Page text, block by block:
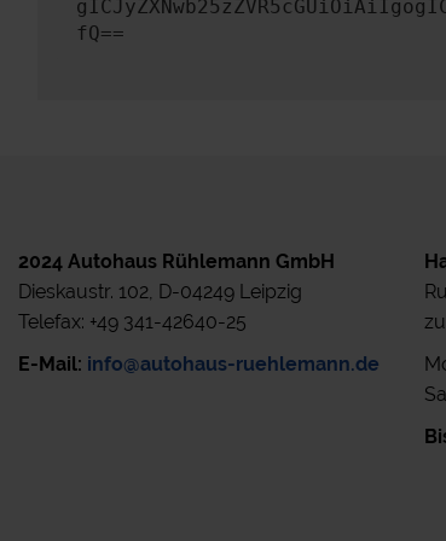
fQ==
2024 Autohaus Rühlemann GmbH
Dieskaustr. 102, D-04249 Leipzig
Telefax: +49 341-42640-25
E-Mail: info@autohaus-ruehlemann.de